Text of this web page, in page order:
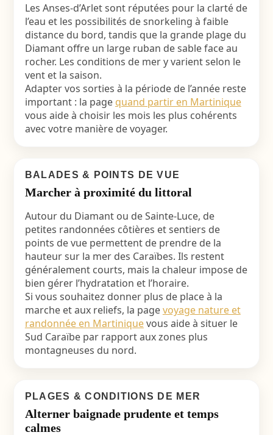
Les Anses-d’Arlet sont réputées pour la clarté de
l’eau et les possibilités de snorkeling à faible
distance du bord, tandis que la grande plage du
Diamant offre un large ruban de sable face au
rocher. Les conditions de mer y varient selon le
vent et la saison.
Adapter vos sorties à la période de l’année reste
important : la page quand partir en Martinique
vous aide à choisir les mois les plus cohérents
avec votre manière de voyager.
BALADES & POINTS DE VUE
Marcher à proximité du littoral
Autour du Diamant ou de Sainte-Luce, de
petites randonnées côtières et sentiers de
points de vue permettent de prendre de la
hauteur sur la mer des Caraïbes. Ils restent
généralement courts, mais la chaleur impose de
bien gérer l’hydratation et l’horaire.
Si vous souhaitez donner plus de place à la
marche et aux reliefs, la pagevoyage nature et
randonnée en Martiniquevous aide à situer le
Sud Caraïbe par rapport aux zones plus
montagneuses du nord.
PLAGES & CONDITIONS DE MER
Alterner baignade prudente et temps
calmes